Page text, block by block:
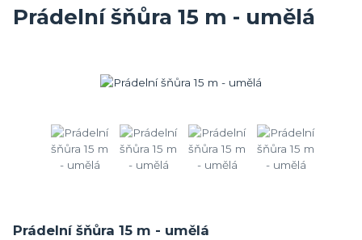
Prádelní šňůra 15 m - umělá
Prádelní šňůra 15 m - umělá